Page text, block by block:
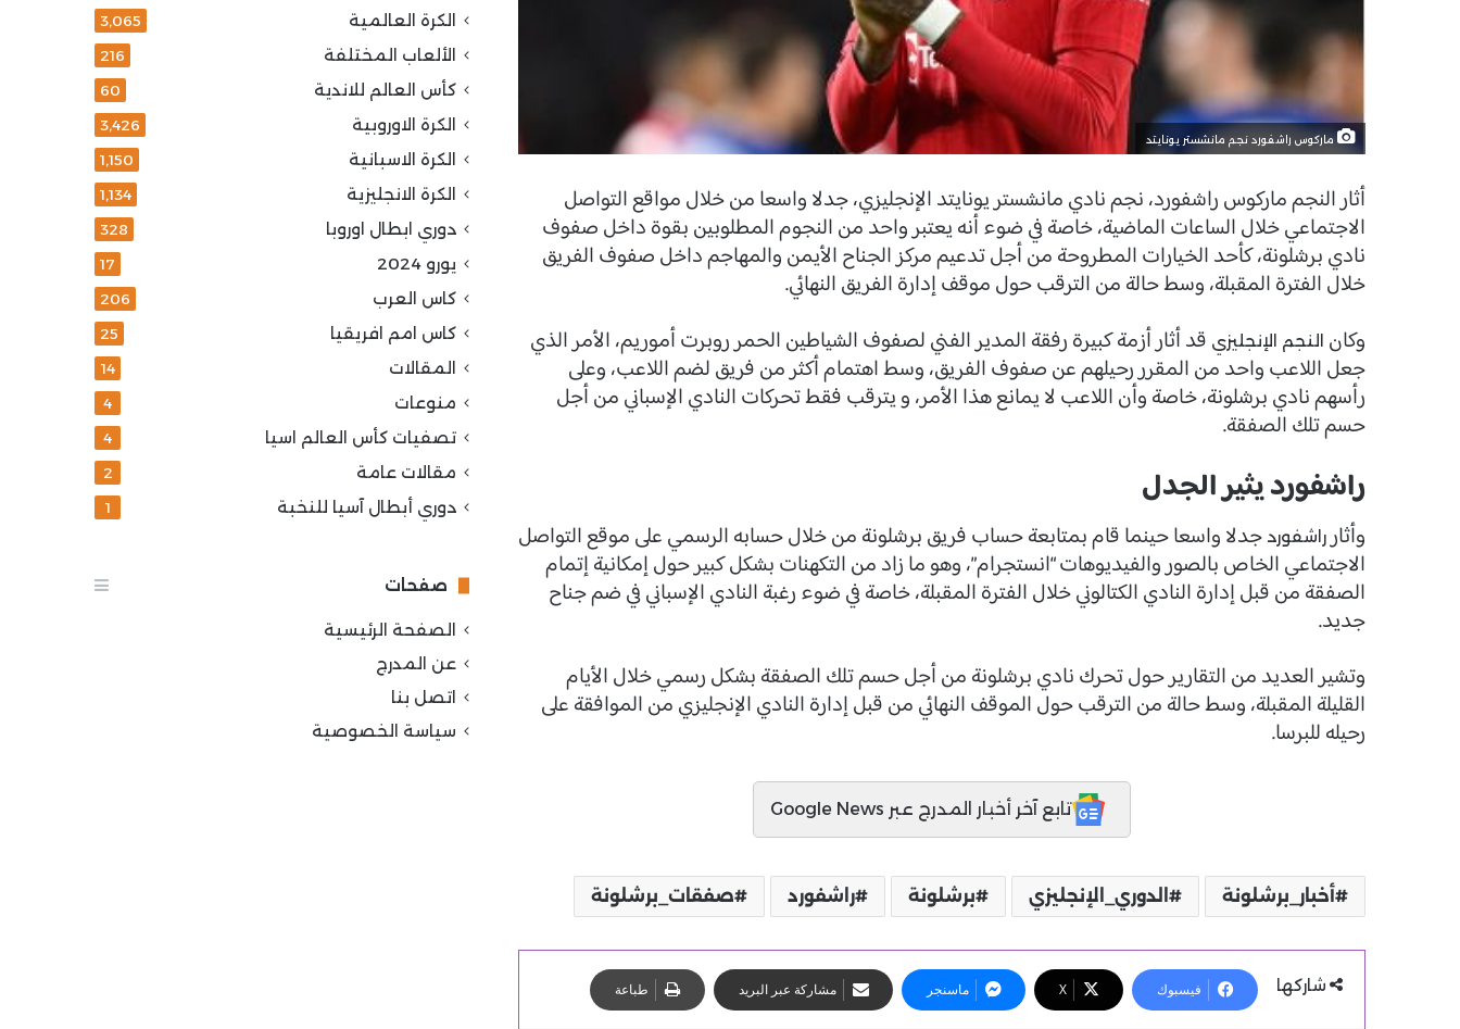
ماركوس راشفورد نجم مانشستر يونايتد
أثار النجم ماركوس راشفورد، نجم نادي مانشستر يونايتد الإنجليزي، جدلا واسعا من خلال مواقع التواصل
الاجتماعي خلال الساعات الماضية، خاصة في ضوء أنه يعتبر واحد من النجوم المطلوبين بقوة داخل صفوف
نادي برشلونة، كأحد الخيارات المطروحة من أجل تدعيم مركز الجناح الأيمن والمهاجم داخل صفوف الفريق
خلال الفترة المقبلة، وسط حالة من الترقب حول موقف إدارة الفريق النهائي.
وكان النجم الإنجليزي قد أثار أزمة كبيرة رفقة المدير الفني لصفوف الشياطين الحمر روبرت أموريم، الأمر الذي
جعل اللاعب واحد من المقرر رحيلهم عن صفوف الفريق، وسط اهتمام أكثر من فريق لضم اللاعب، وعلى
رأسهم نادي برشلونة، خاصة وأن اللاعب لا يمانع هذا الأمر، و يترقب فقط تحركات النادي الإسباني من أجل
حسم تلك الصفقة.
راشفورد يثير الجدل
وأثارراشفورد جدلا واسعا حينما قام بمتابعة حساب فريق برشلونة من خلال حسابه الرسمي على موقع التواصل
الاجتماعي الخاص بالصور والفيديوهات “انستجرام”، وهو ما زاد من التكهنات بشكل كبير حول إمكانية إتمام
الصفقة من قبل إدارة النادي الكتالوني خلال الفترة المقبلة، خاصة في ضوء رغبة النادي الإسباني في ضم جناح
جديد.
وتشير العديد من التقارير حول تحرك نادي برشلونة من أجل حسم تلك الصفقة بشكل رسمي خلال الأيام
القليلة المقبلة، وسط حالة من الترقب حول الموقف النهائي من قبل إدارة النادي الإنجليزي من الموافقة على
رحيله للبرسا.
تابع آخر أخبار المدرج عبر Google News
أخبار_برشلونة الدوري_الإنجليزي برشلونة راشفورد صفقات_برشلونة
شاركها فيسبوك X ماسنجر مشاركة عبر البريد طباعة
الكرة العالمية 3٬065
الألعاب المختلفة 216
كأس العالم للاندية 60
الكرة الاوروبية 3٬426
الكرة الاسبانية 1٬150
الكرة الانجليزية 1٬134
دوري ابطال اوروبا 328
يورو 2024 17
كاس العرب 206
كاس امم افريقيا 25
المقالات 14
منوعات 4
تصفيات كأس العالم اسيا 4
مقالات عامة 2
دوري أبطال آسيا للنخبة 1
صفحات
الصفحة الرئيسية
عن المدرج
اتصل بنا
سياسة الخصوصية